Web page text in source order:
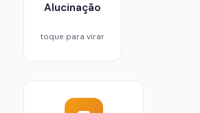
Alucinação
toque para virar
Buscar o dado específico citado